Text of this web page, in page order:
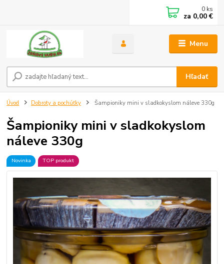
Menu
Hľadať
0 ks
za 0,00 €
Úvod Dobroty a pochúťky Šampioniky mini v sladkokyslom náleve 330g
Šampioniky mini v sladkokyslom
náleve 330g
Novinka TOP produkt